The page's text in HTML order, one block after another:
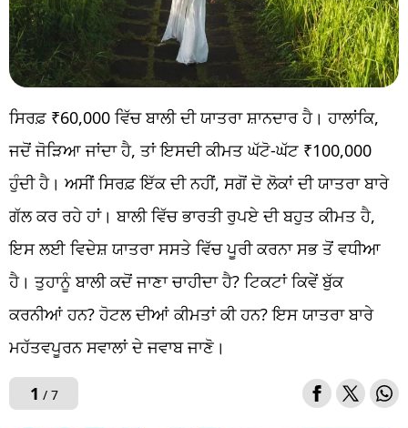
ਸਿਰਫ਼ ₹60,000 ਵਿੱਚ ਬਾਲੀ ਦੀ ਯਾਤਰਾ ਸ਼ਾਨਦਾਰ ਹੈ। ਹਾਲਾਂਕਿ,
ਜਦੋਂ ਜੋੜਿਆ ਜਾਂਦਾ ਹੈ, ਤਾਂ ਇਸਦੀ ਕੀਮਤ ਘੱਟੋ-ਘੱਟ ₹100,000
ਹੁੰਦੀ ਹੈ। ਅਸੀਂ ਸਿਰਫ਼ ਇੱਕ ਦੀ ਨਹੀਂ, ਸਗੋਂ ਦੋ ਲੋਕਾਂ ਦੀ ਯਾਤਰਾ ਬਾਰੇ
ਗੱਲ ਕਰ ਰਹੇ ਹਾਂ। ਬਾਲੀ ਵਿੱਚ ਭਾਰਤੀ ਰੁਪਏ ਦੀ ਬਹੁਤ ਕੀਮਤ ਹੈ,
ਇਸ ਲਈ ਵਿਦੇਸ਼ ਯਾਤਰਾ ਸਸਤੇ ਵਿੱਚ ਪੂਰੀ ਕਰਨਾ ਸਭ ਤੋਂ ਵਧੀਆ
ਹੈ। ਤੁਹਾਨੂੰ ਬਾਲੀ ਕਦੋਂ ਜਾਣਾ ਚਾਹੀਦਾ ਹੈ? ਟਿਕਟਾਂ ਕਿਵੇਂ ਬੁੱਕ
ਕਰਨੀਆਂ ਹਨ? ਹੋਟਲ ਦੀਆਂ ਕੀਮਤਾਂ ਕੀ ਹਨ? ਇਸ ਯਾਤਰਾ ਬਾਰੇ
ਮਹੱਤਵਪੂਰਨ ਸਵਾਲਾਂ ਦੇ ਜਵਾਬ ਜਾਣੋ।
1 / 7